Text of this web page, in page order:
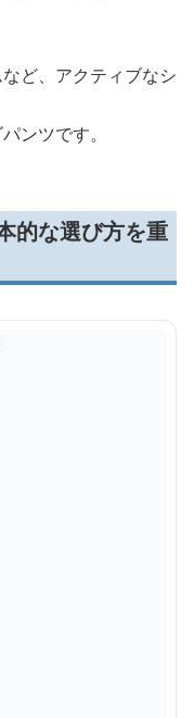
ど、アクティブなシ
ンツです。
的な選び方を重